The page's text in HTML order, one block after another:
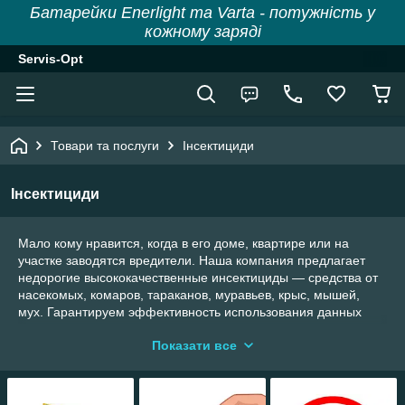
Батарейки Enerlight та Varta - потужність у
кожному заряді
Servis-Opt
Товари та послуги Інсектициди
Інсектициди
Мало кому нравится, когда в его доме, квартире или на
участке заводятся вредители. Наша компания предлагает
недорогие высококачественные инсектициды — средства от
насекомых, комаров, тараканов, муравьев, крыс, мышей,
мух. Гарантируем эффективность использования данных
в розницу, но и оптом в неограниченном количестве. Для
размеры заказа — 300 грн для розницы и 600 грн для
Показати все